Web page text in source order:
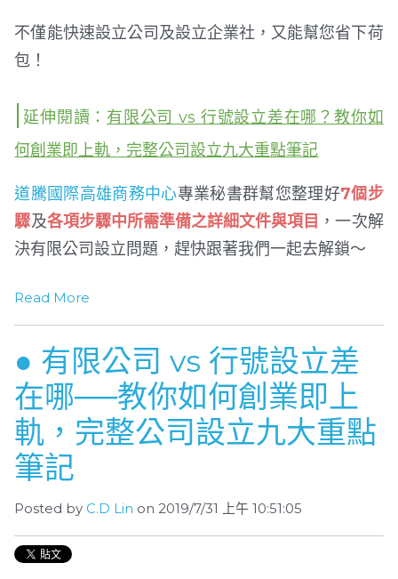
不僅能快速設立公司及設立企業社，又能幫您省下荷
包！
| 延伸閱讀： 有限公司 vs 行號設立差在哪？教你如
何創業即上軌，完整公司設立九大重點筆記
道騰國際高雄商務中心專業秘書群幫您整理好7個步
驟及各項步驟中所需準備之詳細文件與項目 ，一次解
決有限公司設立問題，趕快跟著我們一起去解鎖～
Read More
● 有限公司 vs 行號設立差
在哪──教你如何創業即上
軌，完整公司設立九大重點
筆記
Posted by C.D Lin on 2019/7/31 上午 10:51:05